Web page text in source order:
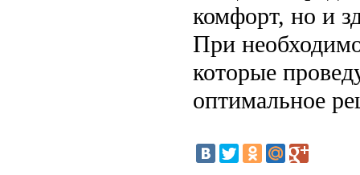
комфорт, но и
При
которые
оптимальное